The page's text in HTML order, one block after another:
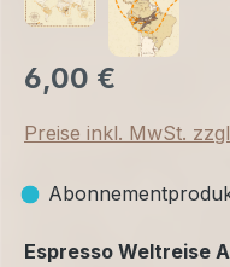
6,00 €
Preise inkl. MwSt.
Espresso Weltreise